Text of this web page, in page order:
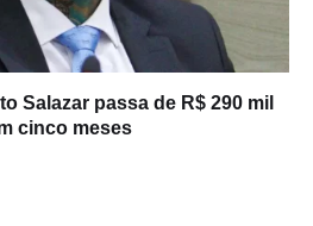
Salazar passa de R$ 290 mil
cinco meses